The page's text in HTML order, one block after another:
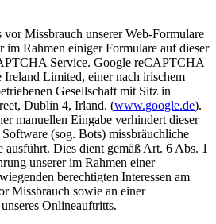
vor Missbrauch unserer Web-Formulare
im Rahmen einiger Formulare auf dieser
Service. Google reCAPTCHA
Limited, einer nach irischem
Gesellschaft mit Sitz in
Dublin 4, Irland. (www.google.de).
manuellen Eingabe verhindert dieser
(sog. Bots) missbräuchliche
Dies dient gemäß Art. 6 Abs. 1
unserer im Rahmen einer
berechtigten Interessen am
Missbrauch sowie an einer
Onlineauftritts.